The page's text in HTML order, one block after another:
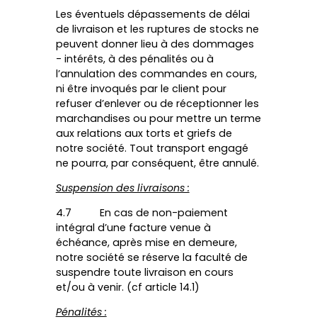
Les éventuels dépassements de délai
de livraison et les ruptures de stocks ne
peuvent donner lieu à des dommages
- intérêts, à des pénalités ou à
l’annulation des commandes en cours,
ni être invoqués par le client pour
refuser d’enlever ou de réceptionner les
marchandises ou pour mettre un terme
aux relations aux torts et griefs de
notre société. Tout transport engagé
ne pourra, par conséquent, être annulé.
Suspension des livraisons :
4.7 En cas de non-paiement
intégral d’une facture venue à
échéance, après mise en demeure,
notre société se réserve la faculté de
suspendre toute livraison en cours
et/ou à venir. (cf article 14.1)
Pénalités :